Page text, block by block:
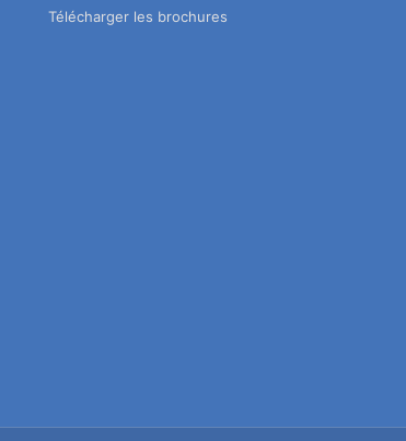
Télécharger les brochures